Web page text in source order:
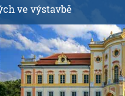
ve výstavbě